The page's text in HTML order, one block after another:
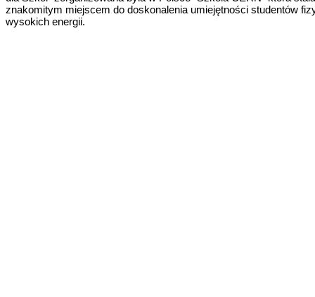
znakomitym miejscem do doskonalenia umiejętności studentów
wysokich energii.